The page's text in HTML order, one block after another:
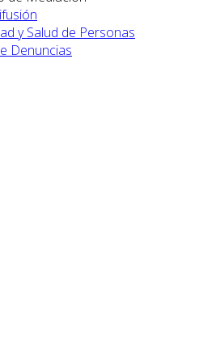
y Salud de Personas
Denuncias